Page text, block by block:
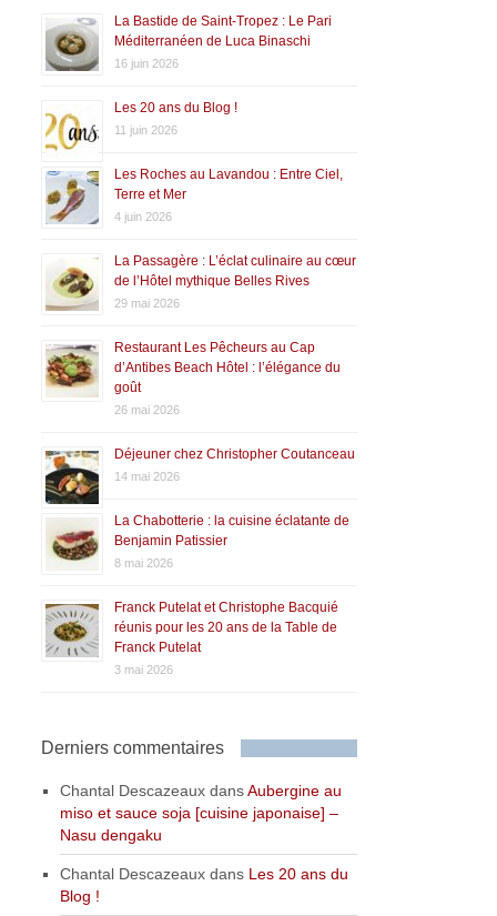
La Bastide de Saint-Tropez : Le Pari
Méditerranéen de Luca Binaschi
16 juin 2026
Les 20 ans du Blog !
11 juin 2026
Les Roches au Lavandou : Entre Ciel,
Terre et Mer
4 juin 2026
La Passagère : L’éclat culinaire au cœur
de l’Hôtel mythique Belles Rives
29 mai 2026
Restaurant Les Pêcheurs au Cap
d’Antibes Beach Hôtel : l’élégance du
goût
26 mai 2026
Déjeuner chez Christopher Coutanceau
14 mai 2026
La Chabotterie : la cuisine éclatante de
Benjamin Patissier
8 mai 2026
Franck Putelat et Christophe Bacquié
réunis pour les 20 ans de la Table de
Franck Putelat
3 mai 2026
Derniers commentaires
Chantal Descazeaux dansAubergine au
miso et sauce soja [cuisine japonaise] –
Nasu dengaku
Chantal Descazeaux dans Les 20 ans du
Blog !